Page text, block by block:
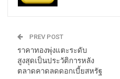
PREV POST
ราคาทองพุ่งแตะระดับ
สูงสุดเป็นประวัติการหลัง
ตลาดคาดลดดอกเบี้ยสหรัฐ